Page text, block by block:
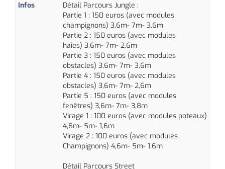
Infos
Détail Parcours Jungle :
Partie 1 : 150 euros (avec modules
champignons) 3,6m- 7m- 3,6m
Partie 2 : 150 euros (avec modules
haies) 3,6m- 7m- 2,6m
Partie 3 : 150 euros (avec modules
obstacles) 3,6m- 7m- 3,6m
Partie 4 : 150 euros (avec modules
obstacles) 3,6m- 7m- 2,6m
Partie 5 : 150 euros (avec modules
fenêtres) 3,6m- 7m- 3,8m
Virage 1 : 100 euros (avec modules poteaux)
4,6m- 5m- 1,6m
Virage 2 : 100 euros (avec modules
Champignons) 4,6m- 5m- 1,6m
Détail Parcours Street